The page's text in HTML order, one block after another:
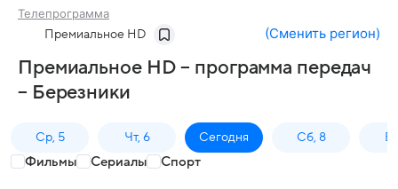
Телепрограмма
Премиальное HD (Сменить регион)
Премиальное HD – программа передач
– Березники
Ср, 5 Чт, 6 Сегодня Сб, 8
Фильмы Сериалы Спорт